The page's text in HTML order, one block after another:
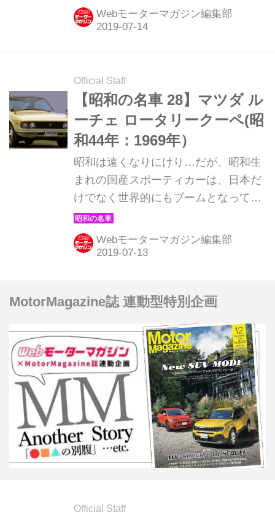
紹介していこう。ここでは1970年発売
の日産 サニークーペ 1200GXを解説。
Webモーターマガジン編集部
Official Staff
【昭和の名車 28】マツダ ル
ーチェ ロータリークーペ(昭
和44年：1969年）
昭和は遠くなりにけり…だが、昭和生
まれの国産スポーティカーは、日本だ
けでなく世界的にもブームとなってい
る。そんな昭和の名車たちを時系列で
紹介していこう。ここでは1969年発売
のマツダ ルーチェ ロータリークーペ
Webモーターマガジン編集部
MotorMagazine誌 連動型特別企画
Official Staff